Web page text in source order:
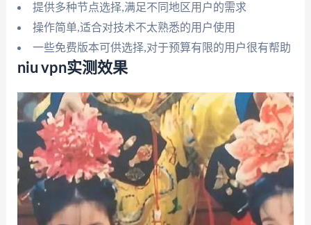
提供多种节点选择,满足不同地区用户的需求
操作简单,适合对技术不太熟悉的用户使用
一些免费版本可供选择,对于预算有限的用户很有帮助
niu vpn实测效果